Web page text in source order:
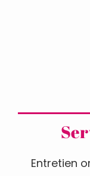
Entretien